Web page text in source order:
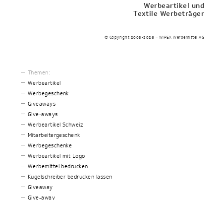
Werbeartikel und
Textile Werbeträger
© Copyright 2003-2026 – WIPEX Werbemittel AG
Themen:
Werbeartikel
Werbegeschenk
Giveaways
Give-aways
Werbeartikel Schweiz
Mitarbeitergeschenk
Werbegeschenke
Werbeartikel mit Logo
Werbemittel bedrucken
Kugelschreiber bedrucken lassen
Giveaway
Give-away